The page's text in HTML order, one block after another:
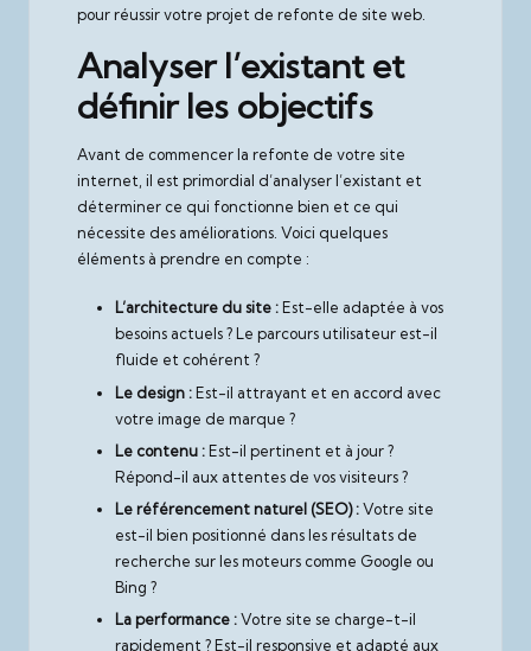
pour réussir votre projet de refonte de site web.
Analyser l’existant et
définir les objectifs
Avant de commencer la refonte de votre site
internet, il est primordial d’analyser l’existant et
déterminer ce qui fonctionne bien et ce qui
nécessite des améliorations. Voici quelques
éléments à prendre en compte :
L’architecture du site :Est-elle adaptée à vos
besoins actuels ? Le parcours utilisateur est-il
fluide et cohérent ?
Le design :Est-il attrayant et en accord avec
votre image de marque ?
Le contenu :Est-il pertinent et à jour ?
Répond-il aux attentes de vos visiteurs ?
Le référencement naturel (SEO) :Votre site
est-il bien positionné dans les résultats de
recherche sur les moteurs comme Google ou
Bing ?
La performance :Votre site se charge-t-il
rapidement ? Est-il responsive et adapté aux